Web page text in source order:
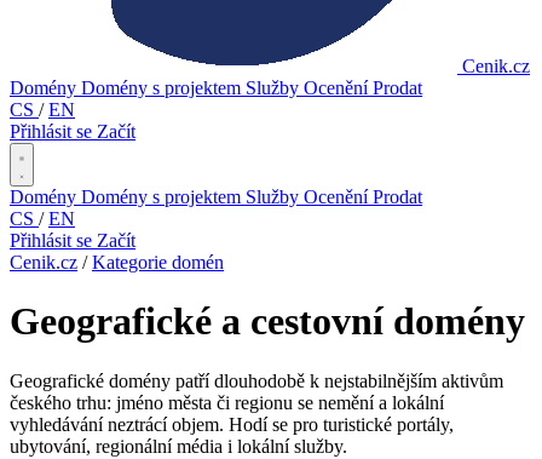
Cenik.cz
Domény Domény s projektem Služby OceněníProdat
CS / EN
Přihlásit se Začít
Domény Domény s projektem Služby OceněníProdat
CS / EN
Přihlásit se Začít
Cenik.cz / Kategorie domén
Geografické a cestovní domény
Geografické domény patří dlouhodobě k nejstabilnějším aktivům
českého trhu: jméno města či regionu se nemění a lokální
vyhledávání neztrácí objem. Hodí se pro turistické portály,
ubytování, regionální média i lokální služby.